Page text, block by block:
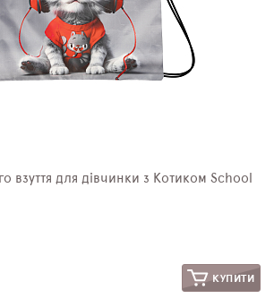
взуття для дівчинки з Котиком School
КУПИТИ